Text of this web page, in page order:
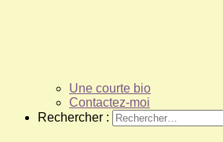
Une courte bio
Contactez-moi
Rechercher :